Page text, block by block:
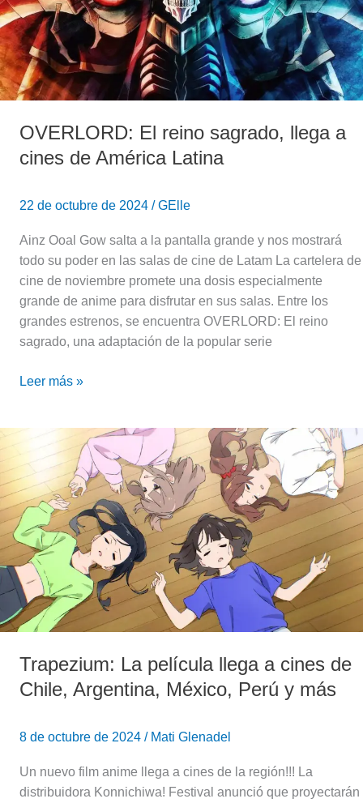
OVERLORD: El reino sagrado, llega a
cines de América Latina
22 de octubre de 2024 /GElle
Ainz Ooal Gow salta a la pantalla grande y nos mostrará
todo su poder en las salas de cine de Latam La cartelera de
cine de noviembre promete una dosis especialmente
grande de anime para disfrutar en sus salas. Entre los
grandes estrenos, se encuentra OVERLORD: El reino
sagrado, una adaptación de la popular serie
a
cines
de
América
Latina
Leer más »
Trapezium: La película llega a cines de
Chile, Argentina, México, Perú y más
8 de octubre de 2024 / Mati Glenadel
Un nuevo film anime llega a cines de la región!!! La
distribuidora Konnichiwa! Festival anunció que proyectarán
película
llega
a
cines
de
Chile,
Argentina,
México,
y
más